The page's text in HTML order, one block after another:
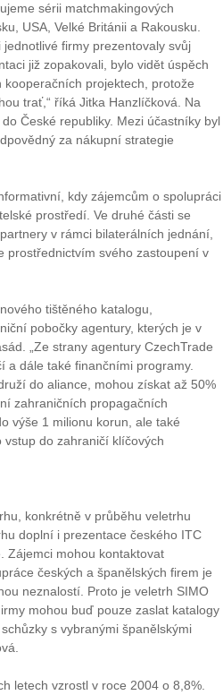
sérii matchmakingových
USA, Velké Británii a Rakousku.
firmy prezentovaly svůj
již zopakovali, bylo vidět úspěch
projektech, protože
trať,“ říká Jitka Hanzlíčková. Na
České republiky. Mezi účastníky byl
za nákupní strategie
kdy zájemcům o spolupráci
prostředí. Ve druhé části se
v rámci bilaterálních jednání,
prostřednictvím svého zastoupení v
tištěného katalogu,
pobočky agentury, kterých je v
„Ze strany agentury CzechTrade
a dále také finančními programy.
do aliance, mohou získat až 50%
zahraničních propagačních
výše 1 milionu korun, ale také
do zahraničí klíčových
konkrétně v průběhu veletrhu
doplní i prezentace českého ITC
Zájemci mohou kontaktovat
českých a španělských firem je
neznalostí. Proto je veletrh SIMO
mohou buď pouze zaslat katalogy
s vybranými španělskými
letech vzrostl v roce 2004 o 8,8%.